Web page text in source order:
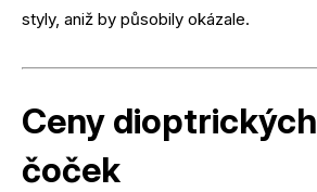
styly, aniž by působily okázale.
Ceny dioptrických
čoček